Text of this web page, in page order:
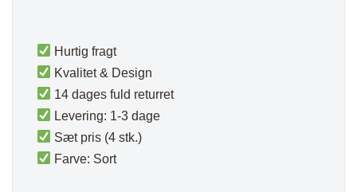
Hurtig fragt
Kvalitet & Design
14 dages fuld returret
Levering: 1-3 dage
Sæt pris (4 stk.)
Farve: Sort